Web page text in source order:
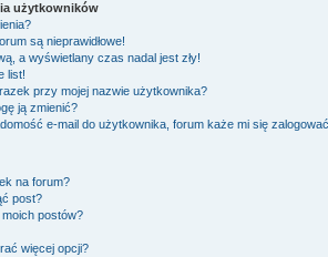
użytkowników
są nieprawidłowe!
a wyświetlany czas nadal jest zły!
list!
przy mojej nazwie użytkownika?
ją zmienić?
e-mail do użytkownika, forum każe mi się
na forum?
post?
postów?
więcej opcji?